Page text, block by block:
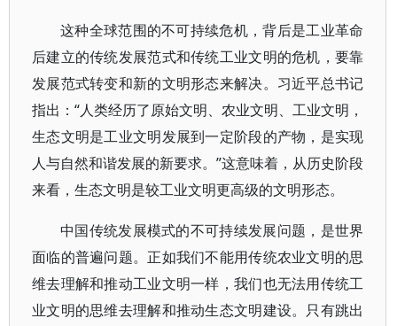
这种全球范围的不可持续危机，背后是工业革命
后建立的传统发展范式和传统工业文明的危机，要靠
发展范式转变和新的文明形态来解决。习近平总书记
指出：“人类经历了原始文明、农业文明、工业文明，
生态文明是工业文明发展到一定阶段的产物，是实现
人与自然和谐发展的新要求。”这意味着，从历史阶段
来看，生态文明是较工业文明更高级的文明形态。
中国传统发展模式的不可持续发展问题，是世界
面临的普遍问题。正如我们不能用传统农业文明的思
维去理解和推动工业文明一样，我们也无法用传统工
业文明的思维去理解和推动生态文明建设。只有跳出